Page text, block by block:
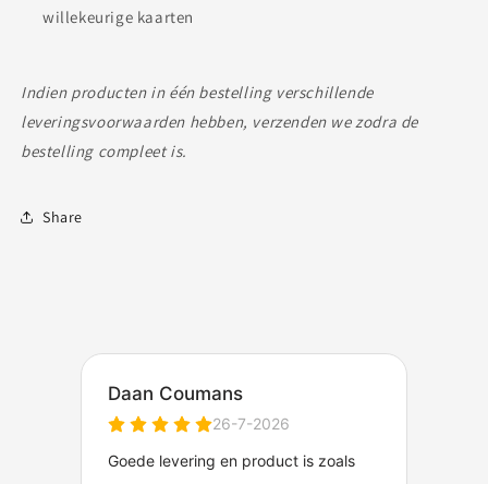
willekeurige kaarten
Indien producten in één bestelling verschillende
leveringsvoorwaarden hebben, verzenden we zodra de
bestelling compleet is.
Share